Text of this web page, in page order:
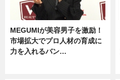
MEGUMIが美容男子を激励！
市場拡大でプロ人材の育成に
力を入れるバン…